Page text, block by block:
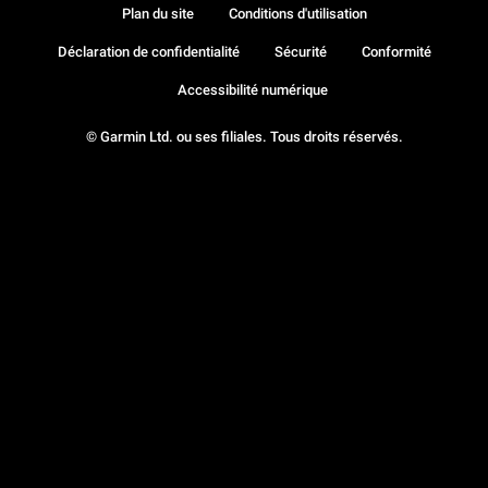
© Garmin Ltd. ou ses filiales. Tous droits réservés.
Plan du site Conditions d'utilisation
Déclaration de confidentialité Sécurité Conformité
Accessibilité numérique